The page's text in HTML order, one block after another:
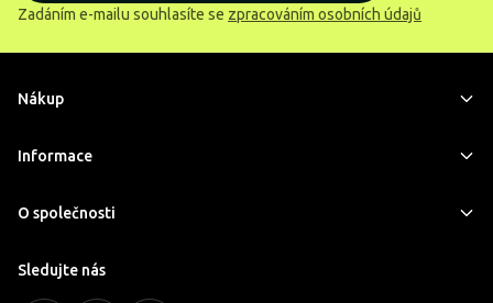
Zadáním e-mailu souhlasíte se zpracováním osobních údajů
Nákup
Informace
O společnosti
Sledujte nás